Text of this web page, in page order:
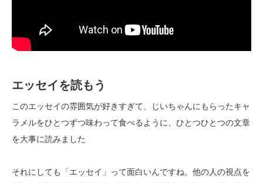
エッセイを読もう
このエッセイの雰囲気が好きすぎて、じいちゃんにもらったキャ
ラメルをひとつずつ味わって食べるように、ひとつひとつの文章
を大事に読みました
それにしても「エッセイ」って面白いんですね。他の人の視点を